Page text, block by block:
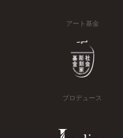
アート基金
プロデュース